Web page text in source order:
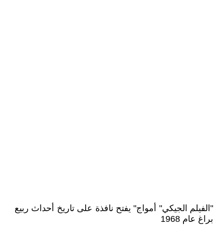
"الفيلم الجيكي" أمواج" يفتح نافذة على تاريخ أحداث ربيع
براغ عام 1968